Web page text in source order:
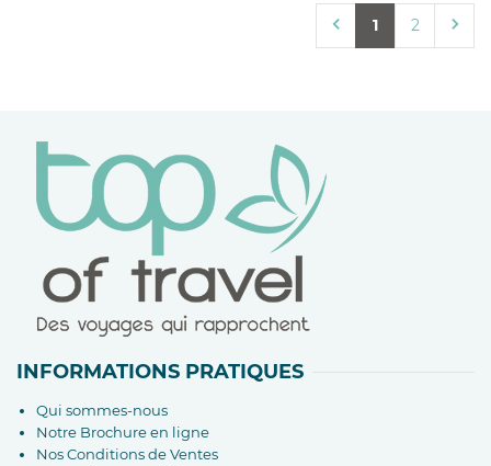
1 2
INFORMATIONS PRATIQUES
Qui sommes-nous
Notre Brochure en ligne
Nos Conditions de Ventes